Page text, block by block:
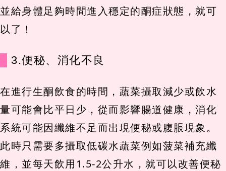
並給身體足夠時間進入穩定的酮症狀態，就可
以了！
3.便秘、消化不良
在進行生酮飲食的時間，蔬菜攝取減少或飲水
量可能會比平日少，從而影響腸道健康，消化
系統可能因纖維不足而出現便秘或腹脹現象。
此時只需要多攝取低碳水蔬菜例如菠菜補充纖
維，並每天飲用1.5-2公升水，就可以改善便秘